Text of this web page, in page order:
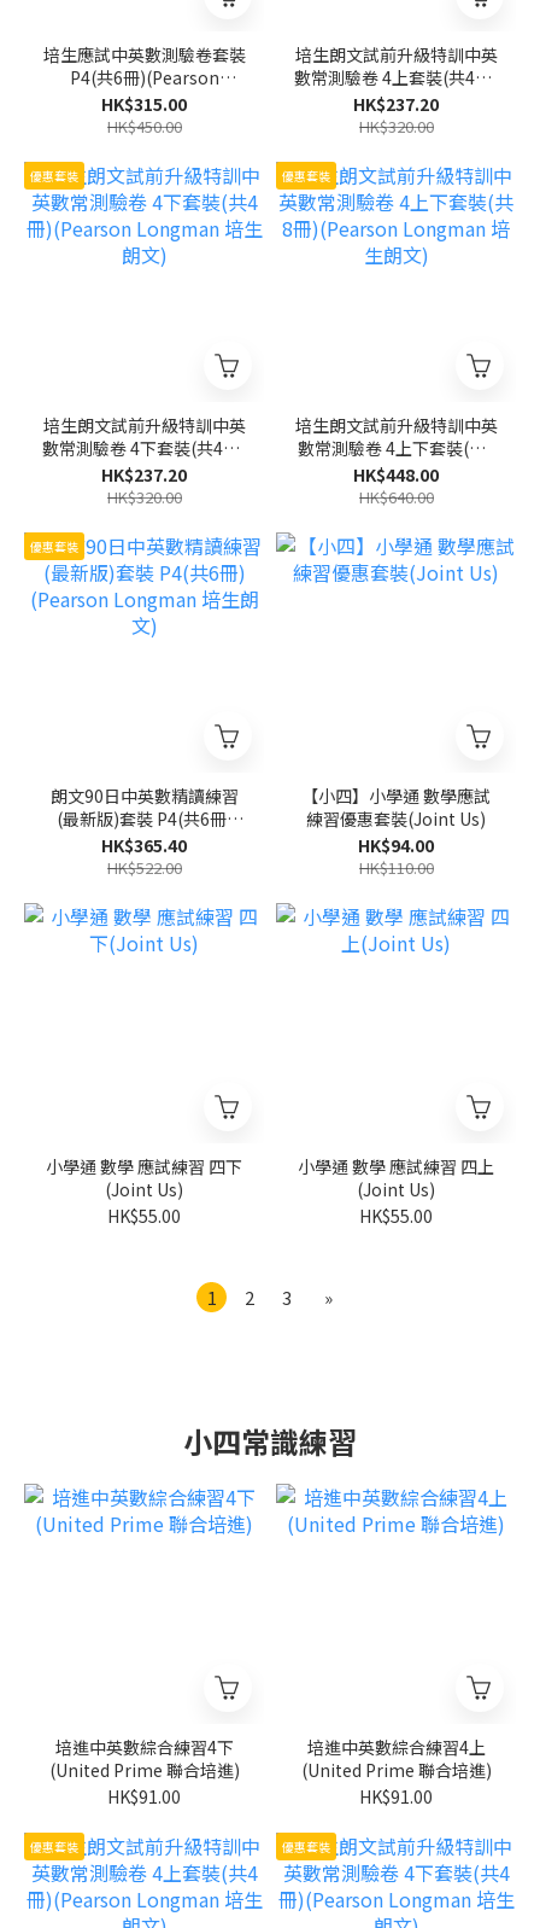
培生應試中英數測驗卷套裝
P4(共6冊)(Pearson
Longman 培生朗文)
HK$315.00
HK$450.00
培生朗文試前升級特訓中英
數常測驗卷 4上套裝(共4冊)
(Pearson Longman 培生
朗文)
HK$237.20
HK$320.00
優惠套裝
培生朗文試前升級特訓中英
數常測驗卷 4下套裝(共4冊)
(Pearson Longman 培生
朗文)
HK$237.20
HK$320.00
優惠套裝
培生朗文試前升級特訓中英
數常測驗卷 4上下套裝(共8
冊)(Pearson Longman 培
生朗文)
HK$448.00
HK$640.00
優惠套裝
朗文90日中英數精讀練習
(最新版)套裝 P4(共6冊)
(Pearson Longman 培生
朗文)
HK$365.40
HK$522.00
【小四】小學通 數學應試
練習優惠套裝(Joint Us)
HK$94.00
HK$110.00
小學通 數學 應試練習 四下
(Joint Us)
HK$55.00
小學通 數學 應試練習 四上
(Joint Us)
HK$55.00
1 2 3 »
小四常識練習
培進中英數綜合練習4下
(United Prime 聯合培進)
HK$91.00
培進中英數綜合練習4上
(United Prime 聯合培進)
HK$91.00
優惠套裝 優惠套裝